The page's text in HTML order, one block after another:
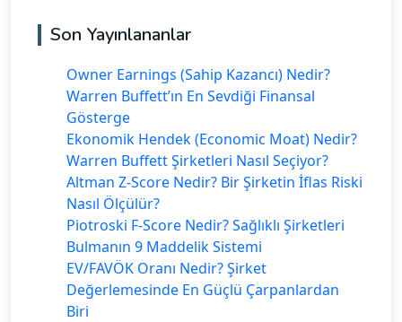
Son Yayınlananlar
Owner Earnings (Sahip Kazancı) Nedir?
Warren Buffett’ın En Sevdiği Finansal
Gösterge
Ekonomik Hendek (Economic Moat) Nedir?
Warren Buffett Şirketleri Nasıl Seçiyor?
Altman Z-Score Nedir? Bir Şirketin İflas Riski
Nasıl Ölçülür?
Piotroski F-Score Nedir? Sağlıklı Şirketleri
Bulmanın 9 Maddelik Sistemi
EV/FAVÖK Oranı Nedir? Şirket
Değerlemesinde En Güçlü Çarpanlardan
Biri